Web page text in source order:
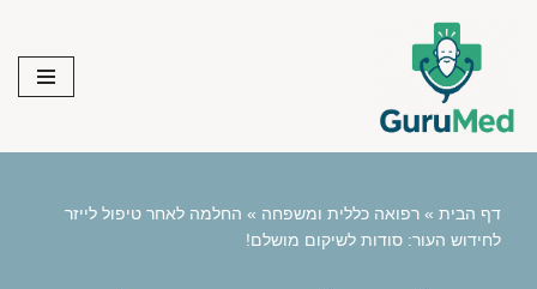
content
דף הבית » רפואה כללית ומשפחה » החלמה לאחר טיפול לייזר
לחידוש העור: סודות לשיקום מושלם!